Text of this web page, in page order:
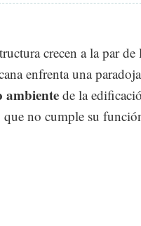
crecen a la par de
enfrenta una
ambiente de la
que no cumple su